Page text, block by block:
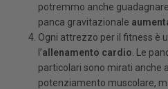
potremmo anche
panca gravitazionale
Ogni attrezzo per il fitness è
l’allenamento cardio . Le
particolari sono mirati anche
potenziamento muscolare,